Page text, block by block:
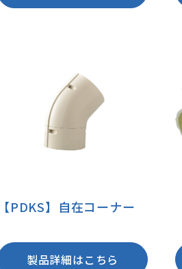
【PDKS】自在コーナー
製品詳細はこちら